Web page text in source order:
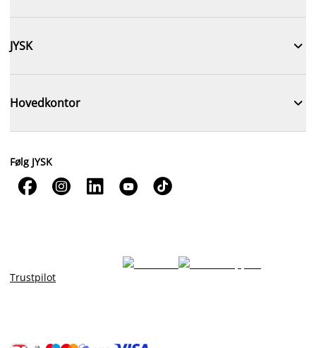
JYSK 
Hovedkontor 
Følg JYSK
    
Trustpilot